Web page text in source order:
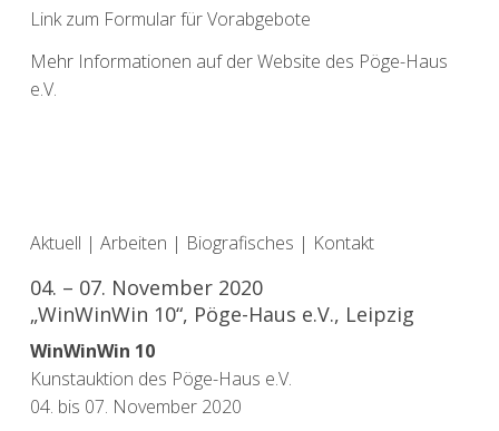
Link zum Formular für Vorabgebote
Mehr Informationen auf der Website des Pöge-Haus
e.V.
Aktuell | Arbeiten | Biografisches | Kontakt
04. – 07. November 2020
„WinWinWin 10“, Pöge-Haus e.V., Leipzig
WinWinWin 10
Kunstauktion des Pöge-Haus e.V.
04. bis 07. November 2020